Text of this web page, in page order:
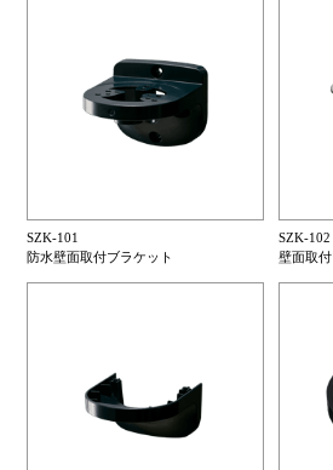
SZK-101
防水壁面取付ブラケット
SZK-102
壁面取